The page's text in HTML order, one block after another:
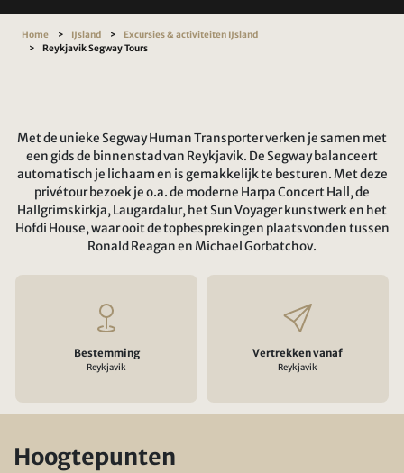
Home IJsland
Excursies & activiteiten IJsland
Reykjavik Segway Tours
Met de unieke Segway Human Transporter verken je samen met
een gids de binnenstad van Reykjavik. De Segway balanceert
automatisch je lichaam en is gemakkelijk te besturen. Met deze
privétour bezoek je o.a. de moderne Harpa Concert Hall, de
Hallgrimskirkja, Laugardalur, het Sun Voyager kunstwerk en het
Hofdi House, waar ooit de topbesprekingen plaatsvonden tussen
Ronald Reagan en Michael Gorbatchov.
Bestemming
Reykjavik
Vertrekken vanaf
Reykjavik
Hoogtepunten